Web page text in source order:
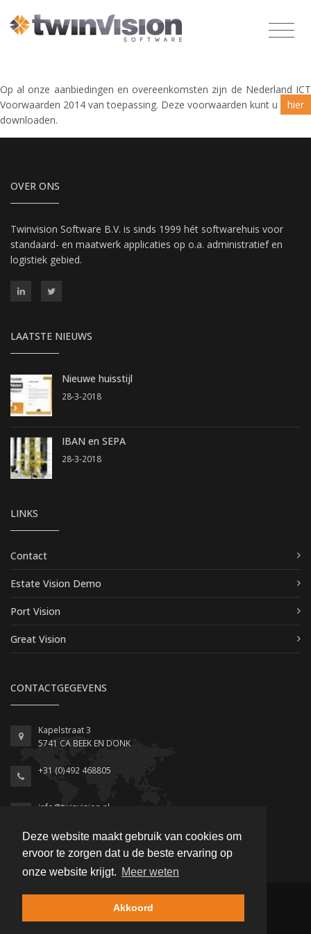
Deze website maakt gebruik van cookies om
ervoor te zorgen dat u de beste ervaring op
onze website krijgt. Meer weten
Akkoord
Op al onze aanbiedingen en overeenkomsten zijn de Nederland ICT
Voorwaarden 2014 van toepassing. Deze voorwaarden kunt u
hier
downloaden.
OVER ONS
Twinvision Software B.V. is sinds 1999 hét softwarehuis voor
standaard- en maatwerk applicaties op o.a. administratief en
logistiek gebied.
LAATSTE NIEUWS
Nieuwe huisstijl
28-3-2018
IBAN en SEPA
28-3-2018
LINKS
Contact
Estate Vision Demo
Port Vision
Great Vision
CONTACTGEGEVENS
Kapelstraat 3
5741 CA BEEK EN DONK
+31 (0)492 468805
info@twinvision.nl
© 2018 Twinvision Software -
Leveringsvoorwaarden